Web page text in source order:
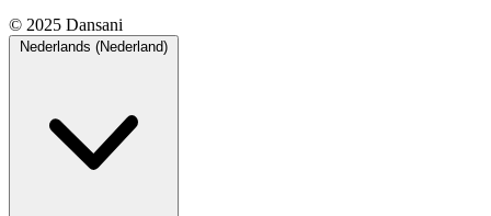
© 2025 Dansani
Nederlands (Nederland)